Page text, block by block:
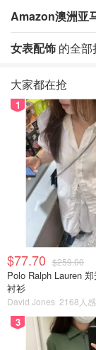
Amazon澳洲亚
女表配饰 的全部
大家都在抢
1
$77.70 $259.00
Polo Ralph Lauren
衬衫
David Jones 2168人
3